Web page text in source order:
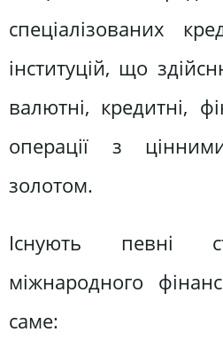
спеціалізованих
інституцій, що
валютні, кредитні,
операції з
золотом.
Існують певні
міжнародного
саме: